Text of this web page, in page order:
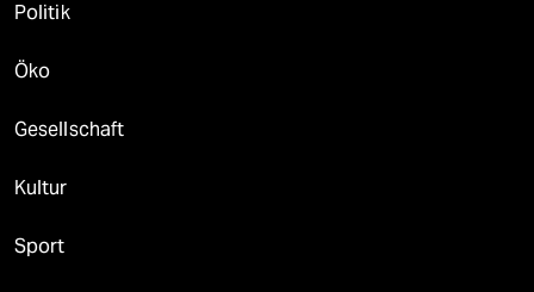
Politik
Öko
Gesellschaft
Kultur
Sport